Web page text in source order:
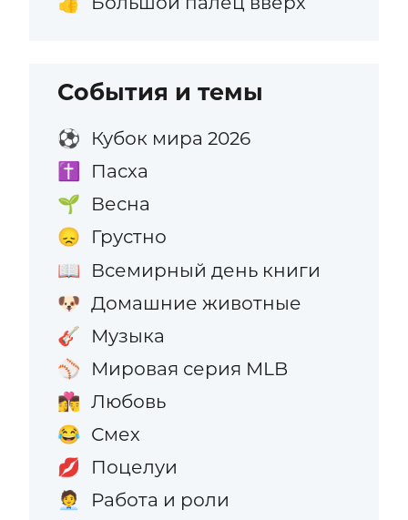
События и темы
⚽ Кубок мира 2026
✝️ Пасха
🌱 Весна
😞 Грустно
📖 Всемирный день книги
🐶 Домашние животные
🎸 Музыка
⚾ Мировая серия MLB
👩‍❤️‍💋‍👨 Любовь
😂 Смех
💋 Поцелуи
🧑‍💼 Работа и роли